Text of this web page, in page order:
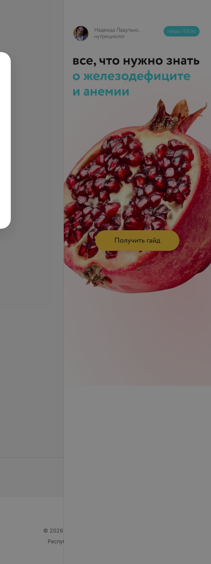
© 2026 ООО «Артокс Лаб», УНП 191700409
Республика Беларусь, г. Минск, улица Толбухина, 2,